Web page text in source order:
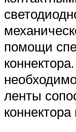
помощи
ленты